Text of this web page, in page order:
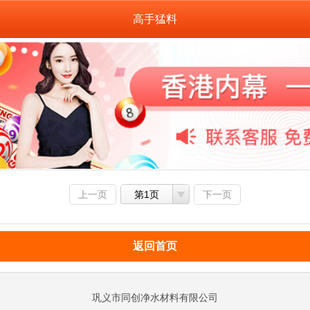
高手猛料
上一页 第1页 下一页
返回首页
巩义市同创净水材料有限公司